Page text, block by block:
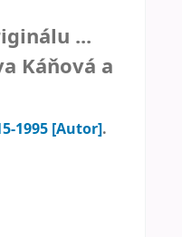
...
Káňová a
1995 [Autor].